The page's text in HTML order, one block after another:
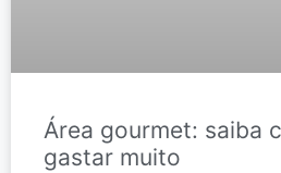
Área gourmet: saiba
gastar muito